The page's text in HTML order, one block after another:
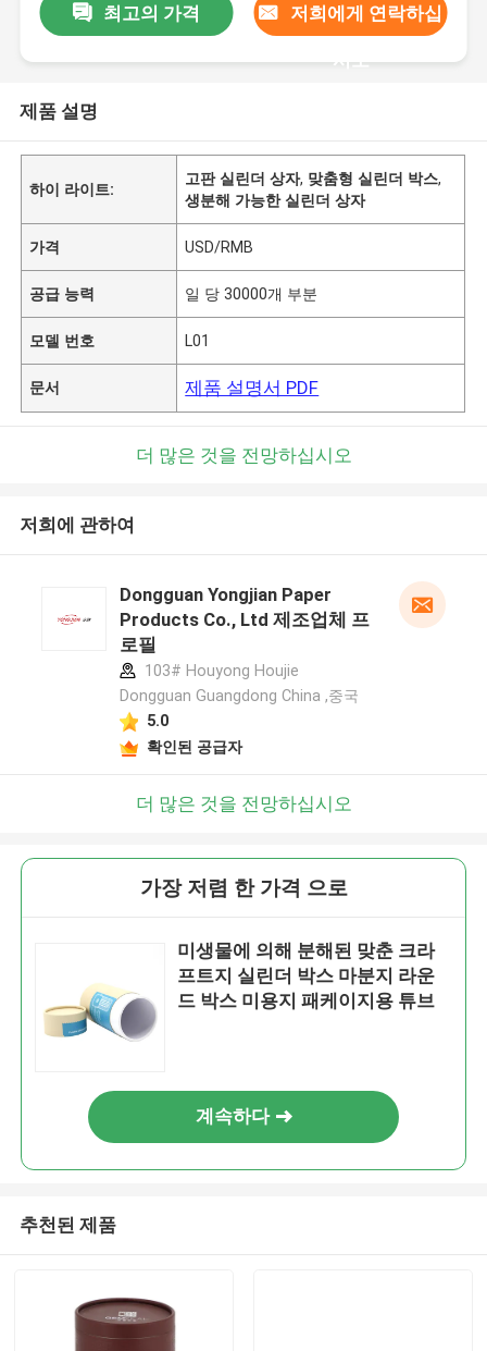
최고의 가격 저희에게 연락하십
시오
제품 설명
하이 라이트:
고판 실린더 상자, 맞춤형 실린더 박스,
생분해 가능한 실린더 상자
가격 USD/RMB
공급 능력 일 당 30000개 부분
모델 번호 L01
문서 제품 설명서 PDF
더 많은 것을 전망하십시오
저희에 관하여
Dongguan Yongjian Paper
Products Co., Ltd 제조업체 프
로필
103# Houyong Houjie
Dongguan Guangdong China ,중국
5.0
확인된 공급자
더 많은 것을 전망하십시오
가장 저렴 한 가격 으로
미생물에 의해 분해된 맞춘 크라
프트지 실린더 박스 마분지 라운
드 박스 미용지 패케이지용 튜브
계속하다
추천된 제품